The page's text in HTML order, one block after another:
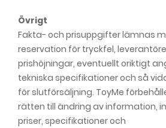
Övrigt
Fakta- och prisuppgifter lämnas
reservation för tryckfel,
prishöjningar, eventuellt oriktigt
tekniska specifikationer och så
för slutförsäljning. ToyMe
rätten till ändring av information,
priser, specifikationer och